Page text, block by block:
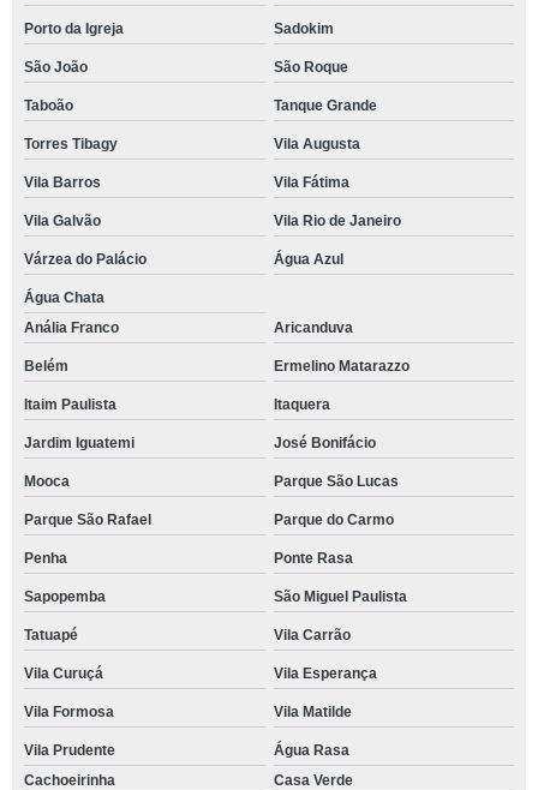
Porto da Igreja Sadokim
São João São Roque
Taboão Tanque Grande
Torres Tibagy Vila Augusta
Vila Barros Vila Fátima
Vila Galvão Vila Rio de Janeiro
Várzea do Palácio Água Azul
Água Chata
Anália Franco
Aricanduva
Belém Ermelino Matarazzo
Itaim Paulista Itaquera
Jardim Iguatemi José Bonifácio
Mooca Parque São Lucas
Parque São Rafael Parque do Carmo
Penha Ponte Rasa
Sapopemba São Miguel Paulista
Tatuapé Vila Carrão
Vila Curuçá Vila Esperança
Vila Formosa Vila Matilde
Vila Prudente
Água Rasa
Cachoeirinha
Casa Verde